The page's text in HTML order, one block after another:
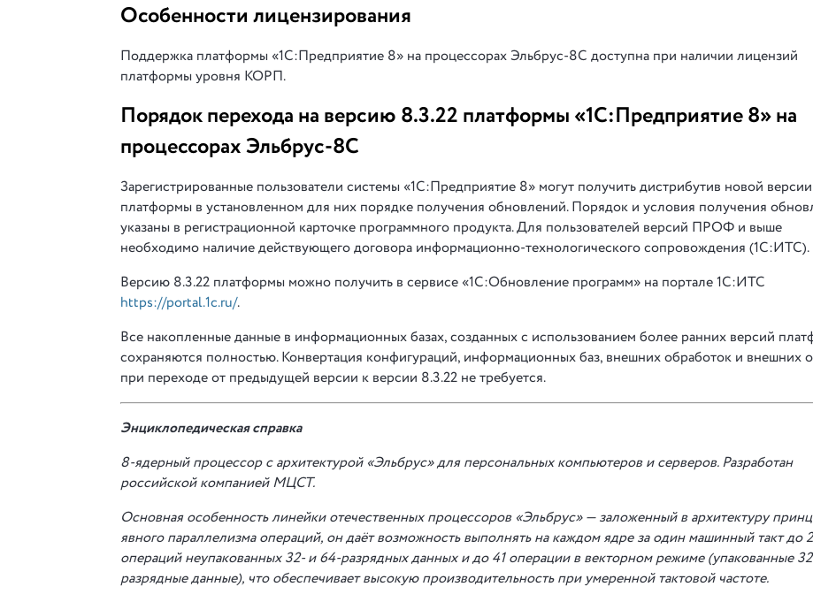
Особенности лицензирования
Поддержка платформы «1С:Предприятие 8» на процессорах Эльбрус-8С доступна при наличии лицензий
платформы уровня КОРП.
Порядок перехода на версию 8.3.22 платформы «1С:Предприятие 8» на
процессорах Эльбрус-8С
Зарегистрированные пользователи системы «1С:Предприятие 8» могут получить дистрибутив новой версии
платформы в установленном для них порядке получения обновлений. Порядок и условия получения
указаны в регистрационной карточке программного продукта. Для пользователей версий ПРОФ и выше
необходимо наличие действующего договора информационно-технологического сопровождения (1С:ИТС).
Версию 8.3.22 платформы можно получить в сервисе «1С:Обновление программ» на портале 1С:ИТС
https://portal.1c.ru/.
Все накопленные данные в информационных базах, созданных с использованием более ранних версий
сохраняются полностью. Конвертация конфигураций, информационных баз, внешних обработок и внешних
при переходе от предыдущей версии к версии 8.3.22 не требуется.
Энциклопедическая справка
8-ядерный процессор с архитектурой «Эльбрус» для персональных компьютеров и серверов. Разработан
российской компанией МЦСТ.
Основная особенность линейки отечественных процессоров «Эльбрус» — заложенный в архитектуру
явного параллелизма операций, он даёт возможность выполнять на каждом ядре за один машинный такт до
операций неупакованных 32- и 64-разрядных данных и до 41 операции в векторном режиме (упакованные
разрядные данные), что обеспечивает высокую производительность при умеренной тактовой частоте.